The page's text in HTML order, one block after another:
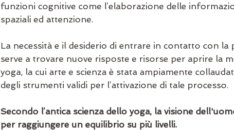
funzioni cognitive come l’elaborazione delle
spaziali ed attenzione.
La necessità e il desiderio di entrare in contatto con la
serve a trovare nuove risposte e risorse per aprire la
yoga, la cui arte e scienza è stata ampiamente
degli strumenti validi per l’attivazione di tale processo.
Secondo l’antica scienza dello yoga, la visione
per raggiungere un equilibrio su più livelli.